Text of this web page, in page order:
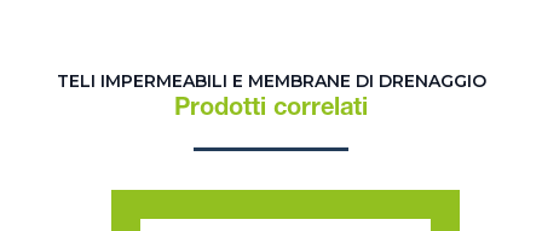
TELI IMPERMEABILI E MEMBRANE DI DRENAGGIO
Prodotti correlati